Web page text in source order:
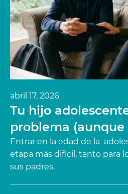
abril 17, 2026
Tu hijo
problema (aunque
Entrar en la edad de la
etapa más difícil, tanto para
sus padres.